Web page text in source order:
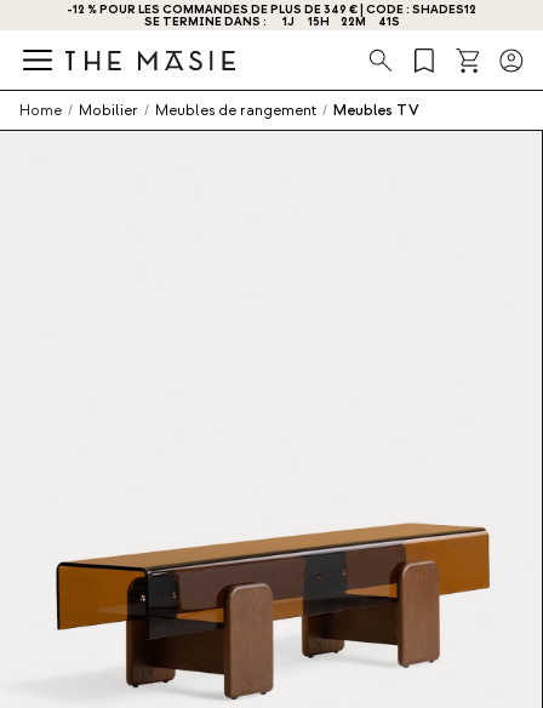
-12 % POUR LES COMMANDES DE PLUS DE 349 € | CODE : SHADES12
SE TERMINE DANS : 1J 15H 22M 41S
Recherche
Home / Mobilier / Meubles de rangement / Meubles TV